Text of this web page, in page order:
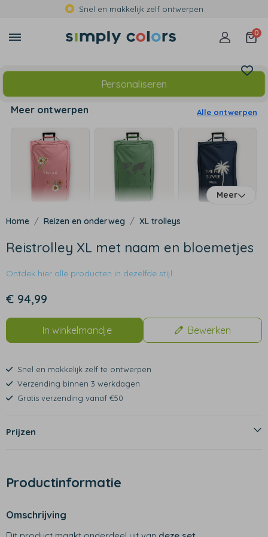
Snel en makkelijk zelf ontwerpen
0
Personaliseren
Meer ontwerpen Alle ontwerpen
Meer
Reizen en onderweg XL trolleys
Reistrolley XL met naam en bloemetjes
Ontdek hier alle producten in dezelfde stijl
€ 94,99
In winkelmandje Bewerken
Snel en makkelijk zelf te ontwerpen
Verzending binnen 3 werkdagen
Gratis verzending vanaf €50
Prijzen
Productinformatie
Omschrijving